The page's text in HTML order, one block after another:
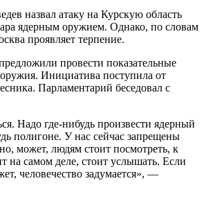
назвал атаку на Курскую область
ядерным оружием. Однако, по словам
проявляет терпение.
провести показательные
Инициатива поступила от
Парламентарий беседовал с
Надо где-нибудь произвести ядерный
полигоне. У нас сейчас запрещены
может, людям стоит посмотреть, к
на самом деле, стоит услышать. Если
человечество задумается», —